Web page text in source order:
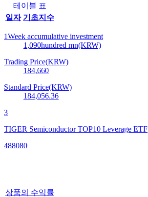
테이블 표
일자 기초지수
1Week accumulative investment
1,090hundred mn(KRW)
Trading Price(KRW)
184,660
Standard Price(KRW)
184,056.36
3
TIGER Semiconductor TOP10 Leverage ETF
488080
상품의 수익률